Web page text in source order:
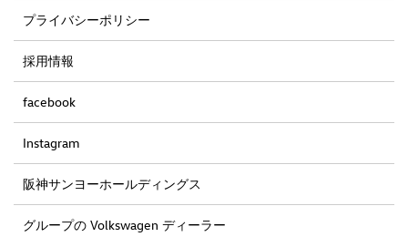
プライバシーポリシー
採用情報
facebook
Instagram
阪神サンヨーホールディングス
グループの Volkswagen ディーラー